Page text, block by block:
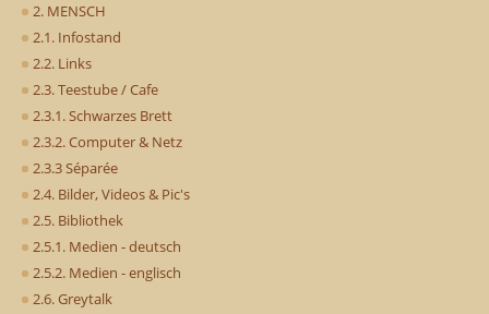
2. MENSCH
2.1. Infostand
2.2. Links
2.3. Teestube / Cafe
2.3.1. Schwarzes Brett
2.3.2. Computer & Netz
2.3.3 Séparée
2.4. Bilder, Videos & Pic's
2.5. Bibliothek
2.5.1. Medien - deutsch
2.5.2. Medien - englisch
2.6. Greytalk